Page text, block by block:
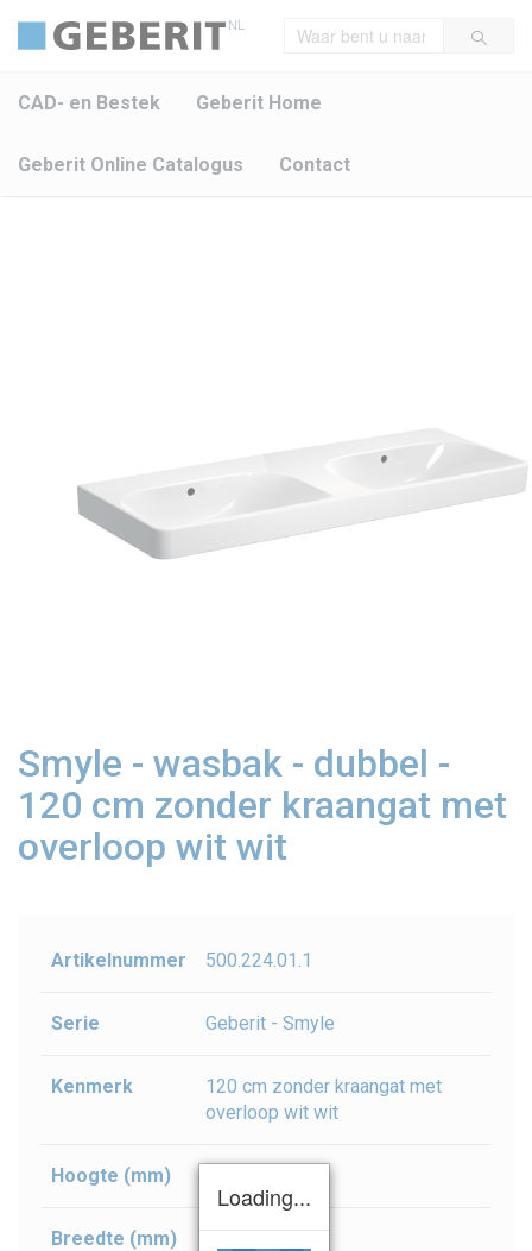
NL
CAD- en Bestek Geberit Home
Geberit Online Catalogus Contact
Smyle - wasbak - dubbel -
120 cm zonder kraangat met
overloop wit wit
Artikelnummer 500.224.01.1
Serie Geberit - Smyle
Kenmerk
120 cm zonder kraangat met
overloop wit wit
Hoogte (mm)
Breedte (mm) 1200
Loading...